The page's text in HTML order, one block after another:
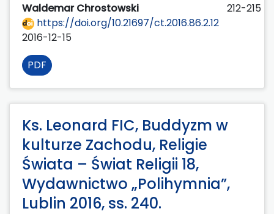
Waldemar Chrostowski
212-215
https://doi.org/10.21697/ct.2016.86.2.12
2016-12-15
PDF
Ks. Leonard FIC, Buddyzm w
kulturze Zachodu, Religie
Świata – Świat Religii 18,
Wydawnictwo „Polihymnia”,
Lublin 2016, ss. 240.